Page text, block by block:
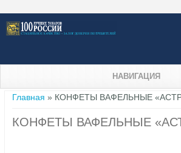
НАВИГАЦИЯ
Вы здесь
Главная » КОНФЕТЫ ВАФЕЛЬНЫЕ
КОНФЕТЫ ВАФЕЛЬНЫЕ